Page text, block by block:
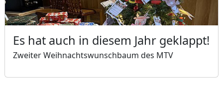
Es hat auch in diesem Jahr geklappt!
Zweiter Weihnachtswunschbaum des MTV